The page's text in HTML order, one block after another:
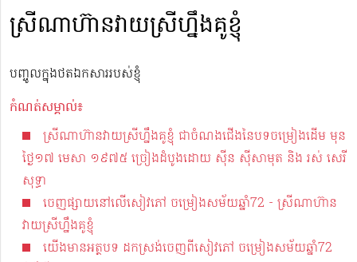
ស្រីណាហ៊ានវាយស្រីហ្នឹងគូខ្ញុំ
បញ្ចូលក្នុងថតឯកសាររបស់ខ្ញុំ
កំណត់សម្គាល់៖
ស្រីណាហ៊ានវាយស្រីហ្នឹងគូខ្ញុំ ជាចំណងជើងនៃបទចម្រៀងដើម មុន
ថ្ងៃ១៧ មេសា ១៩៧៥ ច្រៀងដំបូងដោយ ស៊ីន ស៊ីសាមុត និង រស់ សេរី
សុទ្ធា
ចេញផ្សាយនៅលើសៀវភៅ ចម្រៀងសម័យឆ្នាំ72​ - ស្រីណាហ៊ាន
វាយស្រីហ្នឹងគូខ្ញុំ
យើងមានអត្ថបទ ដកស្រង់ចេញពីសៀវភៅ ចម្រៀងសម័យឆ្នាំ72